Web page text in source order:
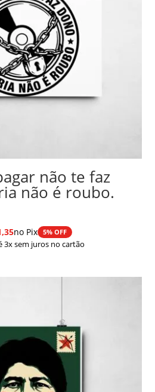
não te faz
não é roubo.
no Pix 5% OFF
3x sem juros no cartão